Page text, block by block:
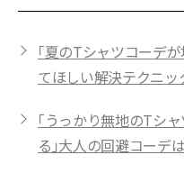
「夏のTシャツコーデ
てほしい解決テクニッ
「うっかり無地のTシ
る」大人の回避コーデは